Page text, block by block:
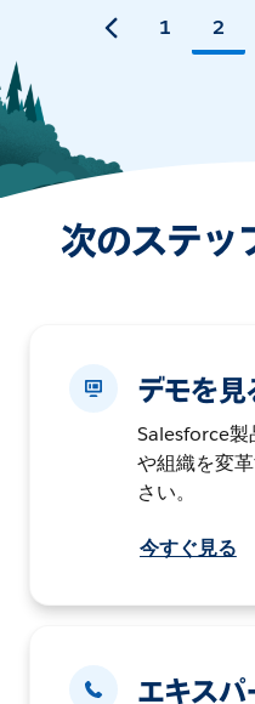
1 2
次のステッ
デモを見
Salesforce製
や組織を変
さい。
今すぐ見る
エキスパ